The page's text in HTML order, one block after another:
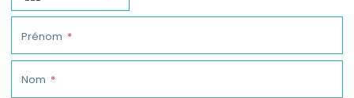
Prénom
Nom